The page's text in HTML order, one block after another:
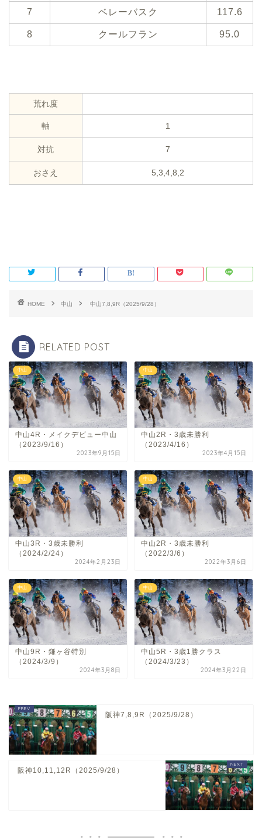
7 ベレーバスク 117.6
8 クールフラン 95.0
荒れ度
軸 1
対抗 7
おさえ 5,3,4,8,2
HOME 中山 中山7,8,9R（2025/9/28）
RELATED POST
中山
中山4R・メイクデビュー中山
（2023/9/16）
2023年9月15日
中山
中山2R・3歳未勝利
（2023/4/16）
2023年4月15日
中山
中山3R・3歳未勝利
（2024/2/24）
2024年2月23日
中山
中山2R・3歳未勝利
（2022/3/6）
2022年3月6日
中山
中山9R・鎌ヶ谷特別
（2024/3/9）
2024年3月8日
中山
中山5R・3歳1勝クラス
（2024/3/23）
2024年3月22日
阪神7,8,9R（2025/9/28）
阪神10,11,12R（2025/9/28）